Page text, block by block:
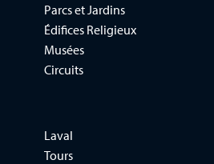
Parcs et Jardins
Édifices Religieux
Musées
Circuits
Laval
Tours